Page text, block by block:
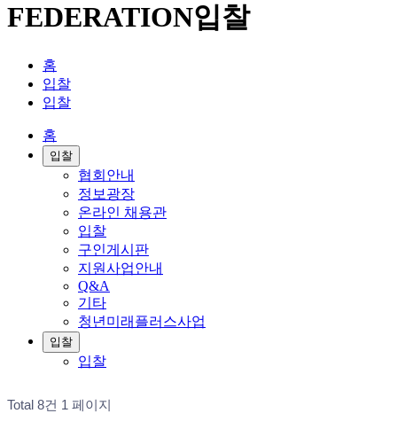
FEDERATION입찰
홈
입찰
입찰
홈
입찰
협회안내
정보광장
온라인 채용관
입찰
구인게시판
지원사업안내
Q&A
기타
청년미래플러스사업
입찰
입찰
Total 8건 1 페이지